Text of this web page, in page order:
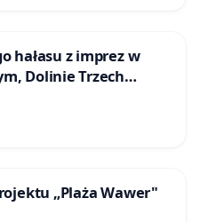
hałasu z imprez w
Dolinie Trzech
„Plaża Wawer"